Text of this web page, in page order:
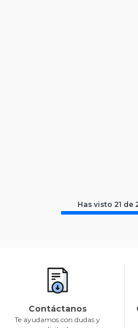
Has visto 21 de
Contáctanos
Te ayudamos con dudas y